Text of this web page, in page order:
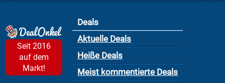
Seit 2016
auf dem
Markt!
Deals
Aktuelle Deals
Heiße Deals
Meist kommentierte Deals